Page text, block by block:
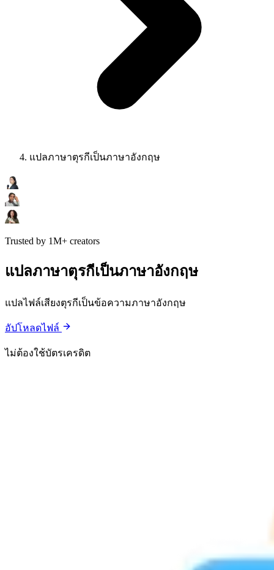
แปลภาษาตุรกีเป็นภาษาอังกฤษ
Trusted by 1M+ creators
แปลภาษาตุรกีเป็นภาษาอังกฤษ
แปลไฟล์เสียงตุรกีเป็นข้อความภาษาอังกฤษ
อัปโหลดไฟล์
ไม่ต้องใช้บัตรเครดิต